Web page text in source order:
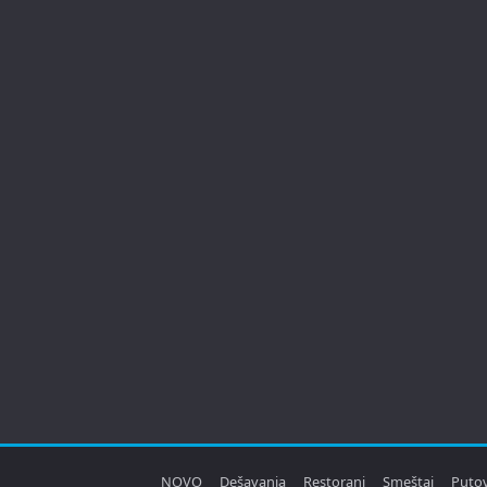
NOVO Dešavanja Restorani Smeštaj